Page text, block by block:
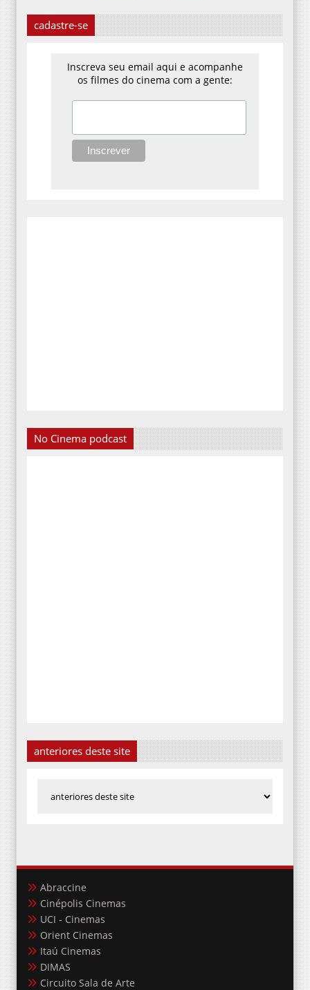
cadastre-se
Inscreva seu email aqui e acompanhe
os filmes do cinema com a gente:
No Cinema podcast
anteriores deste site
Abraccine
Cinépolis Cinemas
UCI - Cinemas
Orient Cinemas
Itaú Cinemas
DIMAS
Circuito Sala de Arte